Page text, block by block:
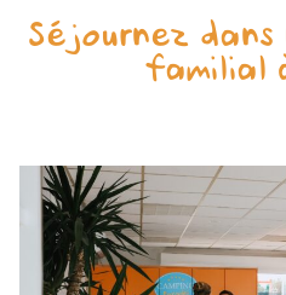
Séjournez
familial